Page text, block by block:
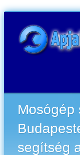
Mosógép
segítség